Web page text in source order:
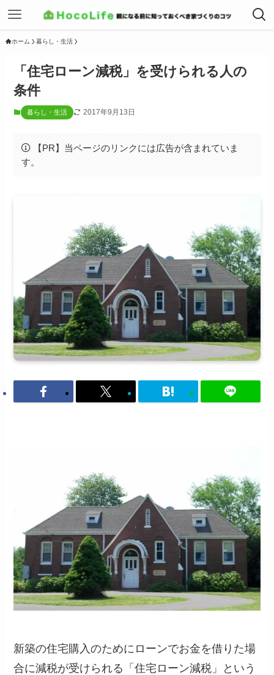
ホーム 暮らし・生活
「住宅ローン減税」を受けられる人の
条件
暮らし・生活 2017年9月13日
【PR】当ページのリンクには広告が含まれていま
す。
新築の住宅購入のためにローンでお金を借りた場
合に減税が受けられる「住宅ローン減税」という